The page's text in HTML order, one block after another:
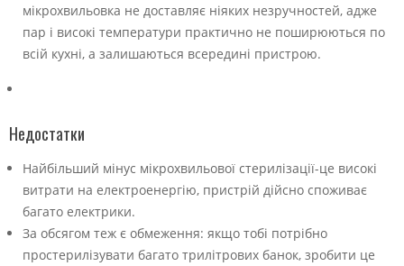
мікрохвильовка не доставляє ніяких незручностей, адже
пар і високі температури практично не поширюються по
всій кухні, а залишаються всередині пристрою.
Недостатки
Найбільший мінус мікрохвильової стерилізації-це високі
витрати на електроенергію, пристрій дійсно споживає
багато електрики.
За обсягом теж є обмеження: якщо тобі потрібно
простерилізувати багато трилітрових банок, зробити це